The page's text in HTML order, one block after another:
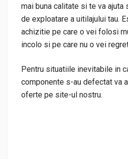
mai buna calitate si te va ajuta
de exploatare a uitilajului tau.
achizitie pe care o vei folosi
incolo si pe care nu o vei
Pentru situatiile inevitabile in
componente s-au defectat va
oferte pe site-ul nostru.